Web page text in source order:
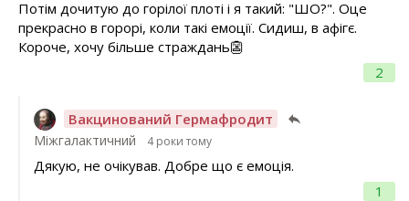
2
Потім дочитую до горілої плоті і я такий: "ШО?". Оце
прекрасно в горорі, коли такі емоції. Сидиш, в афігє.
Короче, хочу більше страждань👺
Вакцинований Гермафродит
Міжгалактичний 4 роки тому
1
Дякую, не очікував. Добре що є емоція.